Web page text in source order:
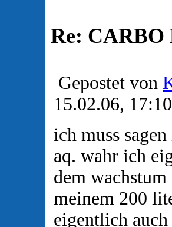
Re: CARBO
Gepostet von
15.02.06, 17:10
ich muss
aq. wahr ich
dem
meinem 200
eigentlich auch